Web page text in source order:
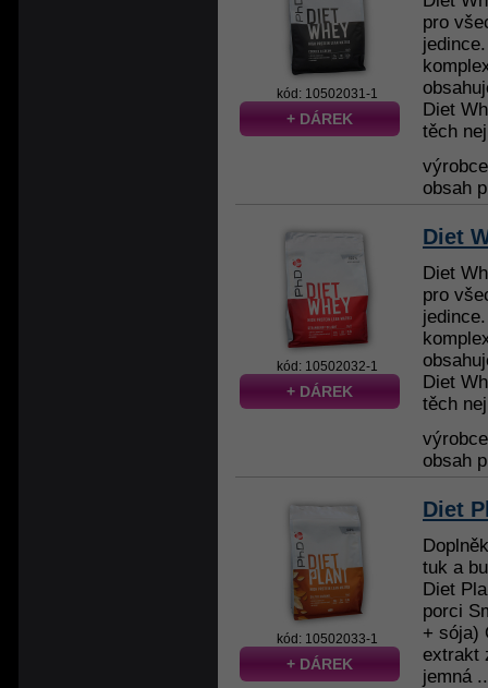
kód: 10502031-1
+ DÁREK
pro
Diet
těch
obsah
kód: 10502032-1
+ DÁREK
Diet
Diet
pro
Diet
těch
obsah
kód: 10502033-1
+ DÁREK
Diet
tuk a
Diet
porci
+ sója)
extrakt
jemná